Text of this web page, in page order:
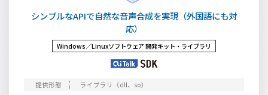
シンプルなAPIで自然な音声合成を実現（外国語にも対
応）
Windows／Linuxソフトウェア開発キット・ライブラリ
ライブラリ（dll、so）